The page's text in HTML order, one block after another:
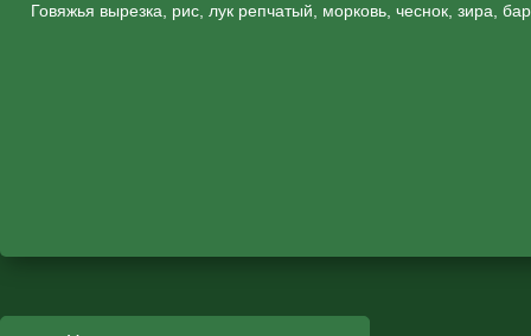
Говяжья вырезка, рис, лук репчатый, морковь, чеснок, зира,